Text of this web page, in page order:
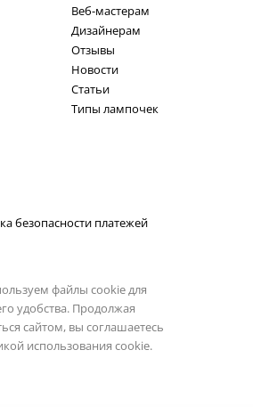
Веб-мастерам
Дизайнерам
Отзывы
Новости
Статьи
Типы лампочек
безопасности платежей
файлы cookie для
удобства. Продолжая
сайтом, вы соглашаетесь
использования cookie.